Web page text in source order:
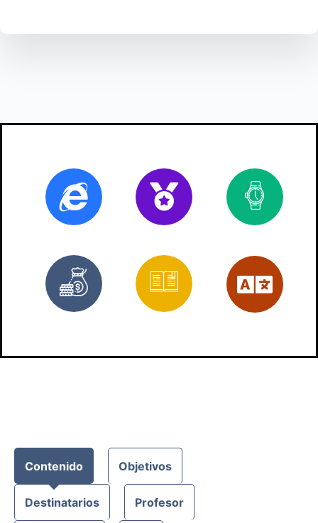
Online
Gratis
Certificado
Materiales
Contenido Objetivos
Destinatarios Profesor